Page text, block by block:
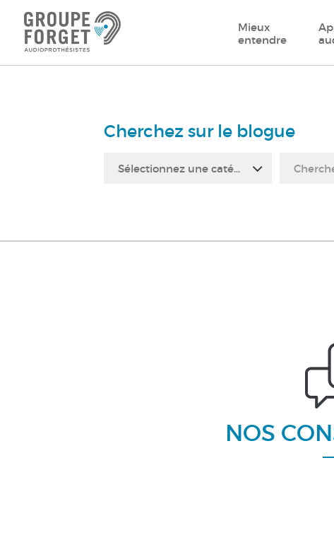
Mieux
entendre
Cherchez sur le blogue
Sélectionnez une catégorie
NOS